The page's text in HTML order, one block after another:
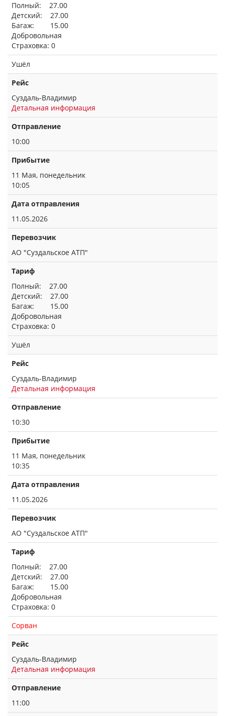
Полный: 27.00
Детский: 27.00
Багаж: 15.00
Добровольная
Страховка: 0
Ушёл
Рейс
Суздаль-Владимир
Детальная информация
Отправление
10:00
Прибытие
11 Мая, понедельник
10:05
Дата отправления
11.05.2026
Перевозчик
АО "Суздальское АТП"
Тариф
Полный: 27.00
Детский: 27.00
Багаж: 15.00
Добровольная
Страховка: 0
Ушёл
Рейс
Суздаль-Владимир
Детальная информация
Отправление
10:30
Прибытие
11 Мая, понедельник
10:35
Дата отправления
11.05.2026
Перевозчик
АО "Суздальское АТП"
Тариф
Полный: 27.00
Детский: 27.00
Багаж: 15.00
Добровольная
Страховка: 0
Сорван
Рейс
Суздаль-Владимир
Детальная информация
Отправление
11:00